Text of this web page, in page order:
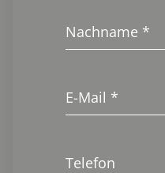
Nachname *
E-Mail *
Telefon